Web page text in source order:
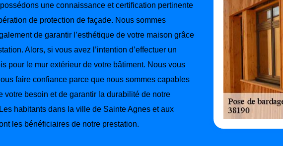
une connaissance et certification pertinente
de protection de façade. Nous sommes
de garantir l’esthétique de votre maison grâce
Alors, si vous avez l’intention d’effectuer un
pour le mur extérieur de votre bâtiment. Nous vous
faire confiance parce que nous sommes capables
votre besoin et de garantir la durabilité de notre
habitants dans la ville de Sainte Agnes et aux
les bénéficiaires de notre prestation.